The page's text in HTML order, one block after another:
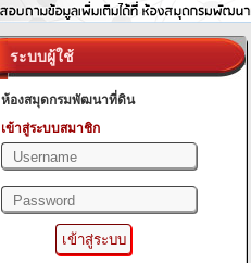
ระบบผู้ใช้
ห้องสมุดกรมพัฒนาที่ดิน
เข้าสู่ระบบสมาชิก